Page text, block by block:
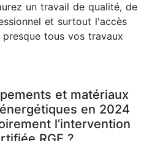
un travail de qualité, de
et surtout l'accès
tous vos travaux
et matériaux
en 2024
l’intervention